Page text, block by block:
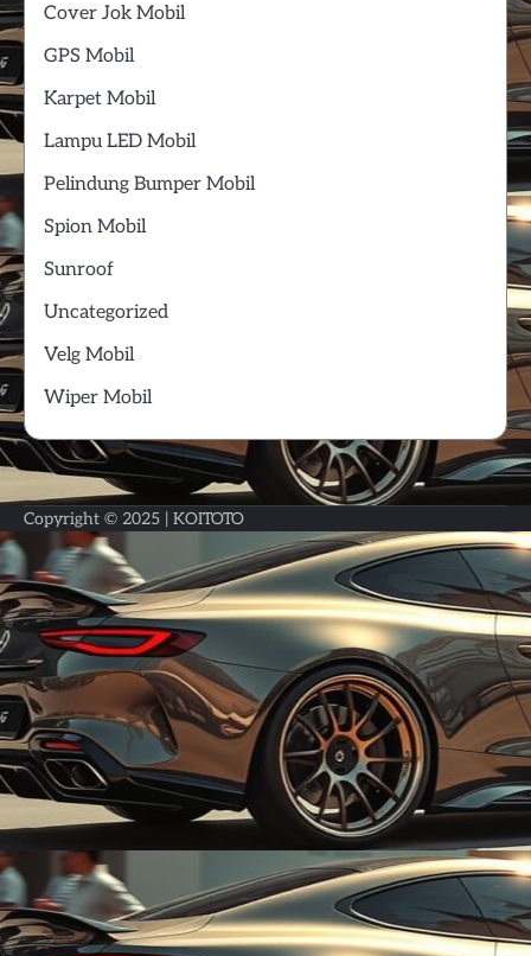
Cover Jok Mobil
GPS Mobil
Karpet Mobil
Lampu LED Mobil
Pelindung Bumper Mobil
Spion Mobil
Sunroof
Uncategorized
Velg Mobil
Wiper Mobil
Copyright © 2025 | KOITOTO